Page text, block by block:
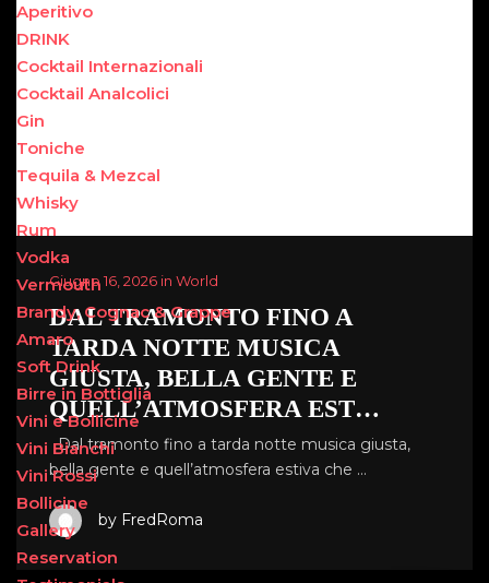
Aperitivo
DRINK
Cocktail Internazionali
Cocktail Analcolici
Gin
Toniche
Tequila & Mezcal
Whisky
Rum
Vodka
Vermouth
Brandy, Cognac & Grappe
Amaro
Soft Drink
Birre in Bottiglia
Vini e Bollicine
Vini Bianchi
Vini Rossi
Bollicine
Gallery
Reservation
Giugno 16, 2026 in World
DAL TRAMONTO FINO A
TARDA NOTTE MUSICA
GIUSTA, BELLA GENTE E
QUELL’ATMOSFERA EST…
Dal tramonto fino a tarda notte musica giusta,
bella gente e quell’atmosfera estiva che …
by FredRoma